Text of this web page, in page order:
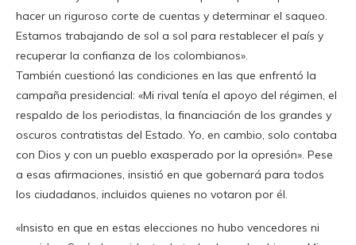
hacer un riguroso corte de cuentas y determinar el saqueo.
Estamos trabajando de sol a sol para restablecer el país y
recuperar la confianza de los colombianos».
También cuestionó las condiciones en las que enfrentó la
campaña presidencial: «Mi rival tenía el apoyo del régimen, el
respaldo de los periodistas, la financiación de los grandes y
oscuros contratistas del Estado. Yo, en cambio, solo contaba
con Dios y con un pueblo exasperado por la opresión». Pese
a esas afirmaciones, insistió en que gobernará para todos
los ciudadanos, incluidos quienes no votaron por él.
«Insisto en que en estas elecciones no hubo vencedores ni